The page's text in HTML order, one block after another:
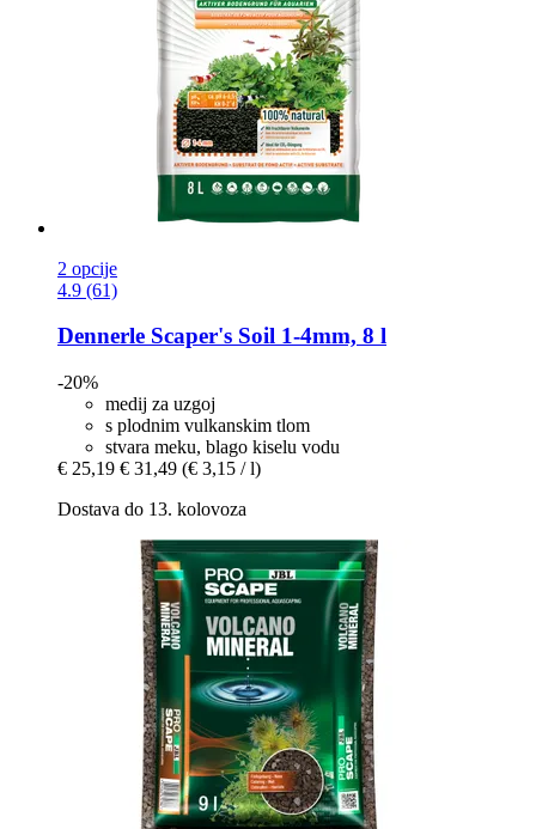
2 opcije
4.9 (61)
Dennerle Scaper's Soil 1-​4mm, 8 l
-20%
medij za uzgoj
s plodnim vulkanskim tlom
stvara meku, blago kiselu vodu
€ 25,19 € 31,49 (€ 3,15 / l)
Dostava do 13. kolovoza